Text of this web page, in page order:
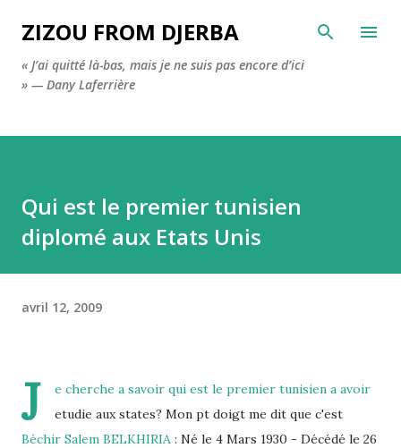
Accéder au contenu principal
ZIZOU FROM DJERBA
« J’ai quitté là-bas, mais je ne suis pas encore d’ici
» — Dany Laferrière
Qui est le premier tunisien
diplomé aux Etats Unis
avril 12, 2009
J
e cherche a savoir qui est le premier tunisien a avoir
etudie aux states? Mon pt doigt me dit que c'est
Béchir Salem BELKHIRIA : Né le 4 Mars 1930 - Décédé le 26